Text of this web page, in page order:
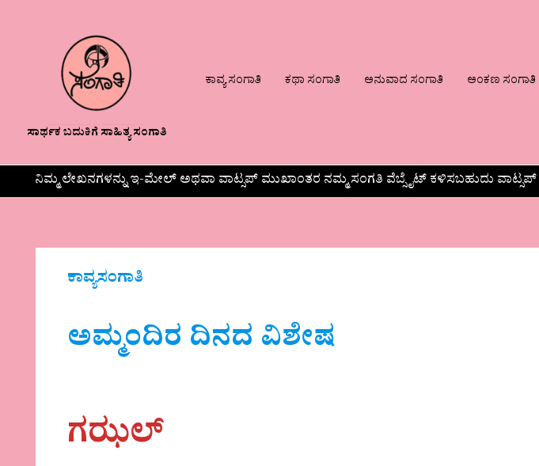
ಸಾರ್ಥಕ ಬದುಕಿಗೆ ಸಾಹಿತ್ಯ ಸಂಗಾತಿ
ಕಾವ್ಯ ಸಂಗಾತಿ ಕಥಾ ಸಂಗಾತಿ ಅನುವಾದ ಸಂಗಾತಿ ಅಂಕಣ ಸಂಗಾತಿ
ನಿಮ್ಮ ಲೇಖನಗಳನ್ನು ಇ-ಮೇಲ್ ಅಥವಾ ವಾಟ್ಸಪ್ ಮುಖಾಂತರ ನಮ್ಮ ಸಂಗತಿ ವೆಬ್ಸೈಟ್ ಕಳಿಸಬಹುದು
ಕಾವ್ಯಸಂಗಾತಿ
ಅಮ್ಮಂದಿರ ದಿನದ ವಿಶೇಷ
ಗಝಲ್